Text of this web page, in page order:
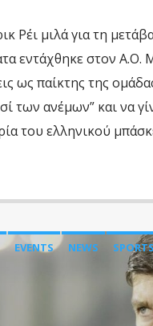
Ρέι μιλά για τη
εντάχθηκε στον Α.Ο.
ως παίκτης της
των ανέμων” και να
του ελληνικού
EVENTS NEWS